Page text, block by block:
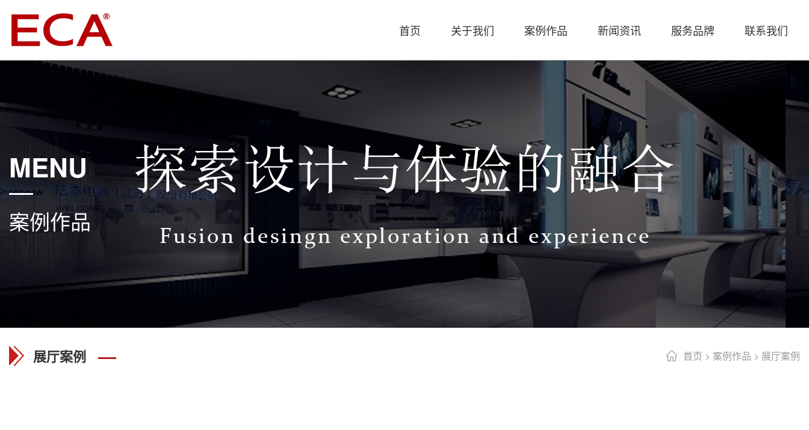
首页 关于我们 案例作品 新闻资讯 服务品牌 联系我们
MENU
案例作品
首页 > 案例作品 > 展厅案例
展厅案例